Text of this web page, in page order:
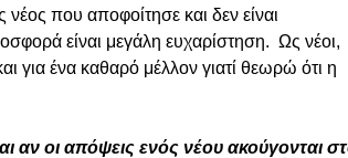
που αποφοίτησε και δεν είναι
είναι μεγάλη ευχαρίστηση.  Ως νέοι,
για ένα καθαρό μέλλον γιατί θεωρώ ότι η
αν οι απόψεις ενός νέου ακούγονται